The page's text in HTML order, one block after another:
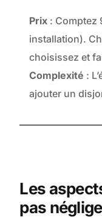
Prix : Comptez
installation).
choisissez et
Complexité :
ajouter un
Les
pas